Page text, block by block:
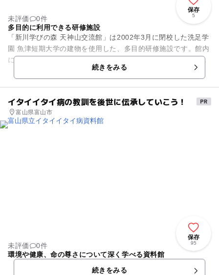
保存
5
未評価
0件
多目的に利用できる研修施設
「新川学びの森 天神山交流館」は2002年3月に閉校した洗足学
園 魚津短期大学の建物を使用した、多目的研修施設です。館内
には多目的に利用できる研修室、スポーツやダンスの練習の活
続きをみる
イタイイタイ病の教訓を後世に伝承していこう！
富山県富山市
保存
95
未評価
0件
環境や健康、命の尊さについて深く学べる資料館
続きをみる